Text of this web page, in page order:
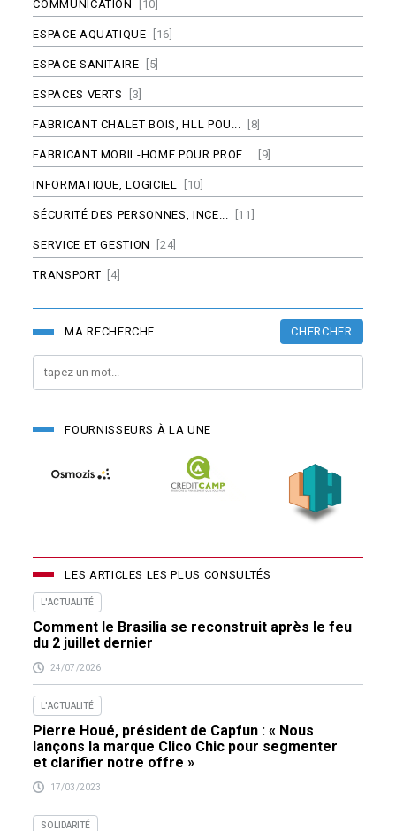
COMMUNICATION [10]
ESPACE AQUATIQUE [16]
ESPACE SANITAIRE [5]
ESPACES VERTS [3]
FABRICANT CHALET BOIS, HLL POU... [8]
FABRICANT MOBIL-HOME POUR PROF... [9]
INFORMATIQUE, LOGICIEL [10]
SÉCURITÉ DES PERSONNES, INCE... [11]
SERVICE ET GESTION [24]
TRANSPORT [4]
MA RECHERCHE CHERCHER
FOURNISSEURS À LA UNE
LES ARTICLES LES PLUS CONSULTÉS
L'ACTUALITÉ
Comment le Brasilia se reconstruit après le feu
du 2 juillet dernier
24/07/2026
L'ACTUALITÉ
Pierre Houé, président de Capfun : « Nous
lançons la marque Clico Chic pour segmenter
et clarifier notre offre »
17/03/2023
SOLIDARITÉ